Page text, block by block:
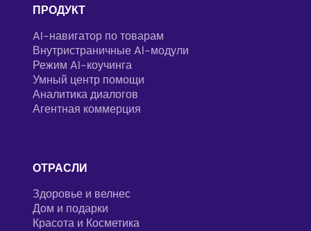
ПРОДУКТ
AI-навигатор по товарам
Внутристраничные AI-модули
Режим AI-коучинга
Умный центр помощи
Аналитика диалогов
Агентная коммерция
ОТРАСЛИ
Здоровье и велнес
Дом и подарки
Красота и Косметика